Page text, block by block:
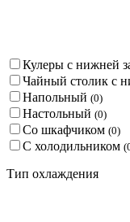
Кулеры с нижней
Чайный столик с
Напольный (0)
Настольный (0)
Со шкафчиком (0)
С холодильником (
Тип охлаждения